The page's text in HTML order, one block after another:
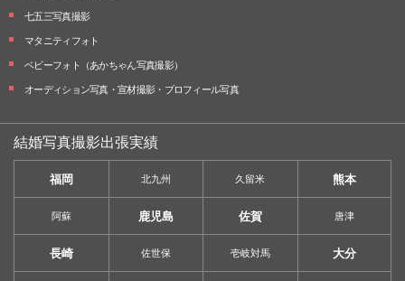
七五三写真撮影
マタニティフォト
ベビーフォト （あかちゃん写真撮影）
オーディション写真・ 宣材撮影・ プロフィール写真
結婚写真撮影出張実績
福岡 北九州 久留米 熊本
阿蘇 鹿児島 佐賀 唐津
長崎 佐世保 壱岐対馬 大分